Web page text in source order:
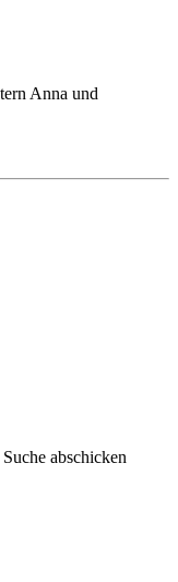
Anna und
Suche abschicken